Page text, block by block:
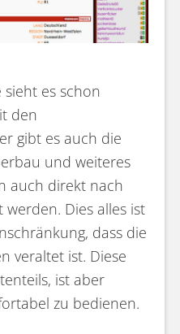
es schon
den
gibt es auch die
und weiteres
auch direkt nach
Dies alles ist
dass die
veraltet ist. Diese
ist aber
zu bedienen.